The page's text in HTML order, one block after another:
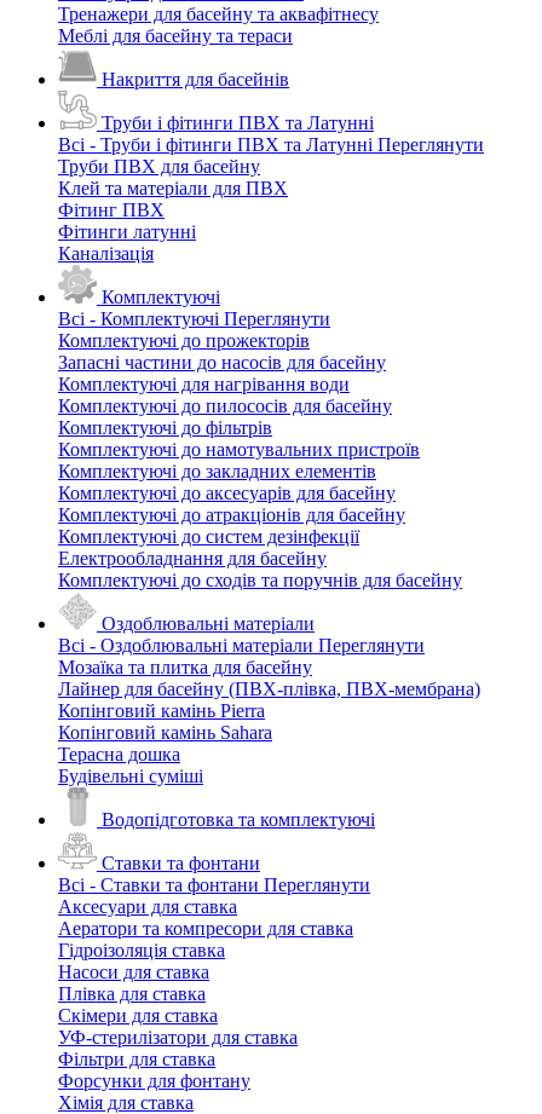
Тренажери для басейну та аквафітнесу
Меблі для басейну та тераси
Накриття для басейнів
Труби і фітинги ПВХ та Латунні
Всі - Труби і фітинги ПВХ та Латунні Переглянути
Труби ПВХ для басейну
Клей та матеріали для ПВХ
Фітинг ПВХ
Фітинги латунні
Каналізація
Комплектуючі
Всі - Комплектуючі Переглянути
Комплектуючі до прожекторів
Запасні частини до насосів для басейну
Комплектуючі для нагрівання води
Комплектуючі до пилососів для басейну
Комплектуючі до фільтрів
Комплектуючі до намотувальних пристроїв
Комплектуючі до закладних елементів
Комплектуючі до аксесуарів для басейну
Комплектуючі до атракціонів для басейну
Комплектуючі до систем дезінфекції
Електрообладнання для басейну
Комплектуючі до сходів та поручнів для басейну
Оздоблювальні матеріали
Всі - Оздоблювальні матеріали Переглянути
Мозаїка та плитка для басейну
Лайнер для басейну (ПВХ-плівка, ПВХ-мембрана)
Копінговий камінь Pierra
Копінговий камінь Sahara
Терасна дошка
Будівельні суміші
Водопідготовка та комплектуючі
Ставки та фонтани
Всі - Ставки та фонтани Переглянути
Аксесуари для ставка
Аератори та компресори для ставка
Гідроізоляція ставка
Насоси для ставка
Плівка для ставка
Скімери для ставка
УФ-стерилізатори для ставка
Фільтри для ставка
Форсунки для фонтану
Хімія для ставка